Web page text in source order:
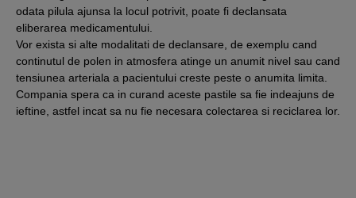
odata pilula ajunsa la locul potrivit, poate fi declansata
eliberarea medicamentului.
Vor exista si alte modalitati de declansare, de exemplu cand
continutul de polen in atmosfera atinge un anumit nivel sau cand
tensiunea arteriala a pacientului creste peste o anumita limita.
Compania spera ca in curand aceste pastile sa fie indeajuns de
ieftine, astfel incat sa nu fie necesara colectarea si reciclarea lor.